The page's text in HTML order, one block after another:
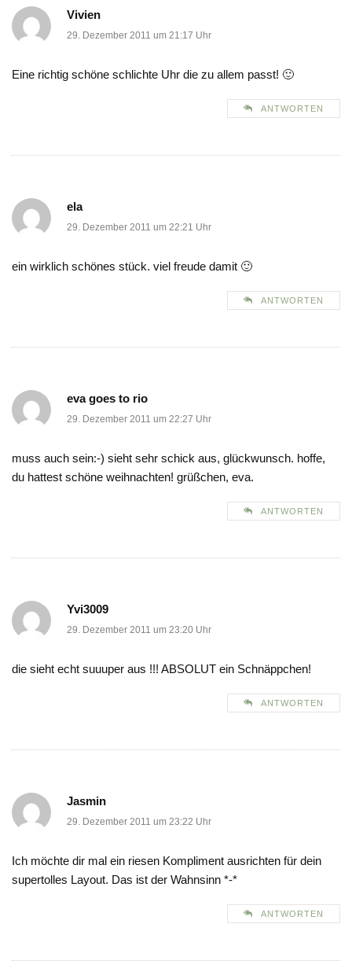
Vivien
29. Dezember 2011 um 21:17 Uhr
Eine richtig schöne schlichte Uhr die zu allem passt! 🙂
ANTWORTEN
ela
29. Dezember 2011 um 22:21 Uhr
ein wirklich schönes stück. viel freude damit 🙂
ANTWORTEN
eva goes to rio
29. Dezember 2011 um 22:27 Uhr
muss auch sein:-) sieht sehr schick aus, glückwunsch. hoffe,
du hattest schöne weihnachten! grüßchen, eva.
ANTWORTEN
Yvi3009
29. Dezember 2011 um 23:20 Uhr
die sieht echt suuuper aus !!! ABSOLUT ein Schnäppchen!
ANTWORTEN
Jasmin
29. Dezember 2011 um 23:22 Uhr
Ich möchte dir mal ein riesen Kompliment ausrichten für dein
supertolles Layout. Das ist der Wahnsinn *-*
ANTWORTEN